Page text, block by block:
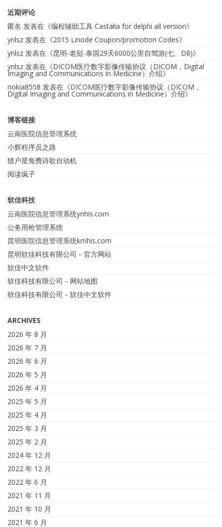
近期评论
匿名 发表在《编程辅助工具 Castalia for delphi all version》
ynlsz 发表在《2015 Linode Coupon/promotion Codes》
ynlsz 发表在《昆明-老挝-泰国29天6000公里自驾游(七、D8)》
ynlsz 发表在《DICOM医疗数字影像传输协议（DICOM，Digital
Imaging and Communications in Medicine）介绍》
nokia8558 发表在《DICOM医疗数字影像传输协议（DICOM，
Digital Imaging and Communications in Medicine）介绍》
博客链接
云南医院信息管理系统
小辉程序员之路
猎户星免费诗歌自动机
阅读疯子
软佳科技
云南医院信息管理系统ynhis.com
公务用枪管理系统
昆明医院信息管理系统kmhis.com
昆明软佳科技有限公司－官方网站
软佳中文软件
软佳科技有限公司－网站地图
软佳科技有限公司－软佳中文软件
ARCHIVES
2026 年 8 月
2026 年 7 月
2026 年 6 月
2026 年 5 月
2026 年 4 月
2025 年 5 月
2025 年 4 月
2025 年 3 月
2025 年 2 月
2024 年 12 月
2022 年 12 月
2022 年 6 月
2021 年 11 月
2021 年 10 月
2021 年 6 月